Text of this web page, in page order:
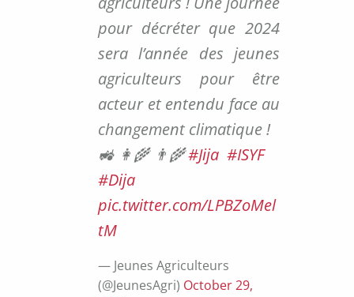
pour décréter que 2024
sera l’année des jeunes
agriculteurs pour être
acteur et entendu face au
changement climatique !
🚜👩‍🌾👨‍🌾#Jija #ISYF
#Dija
pic.twitter.com/LPBZoMel
tM
— Jeunes Agriculteurs
(@JeunesAgri) October 29,